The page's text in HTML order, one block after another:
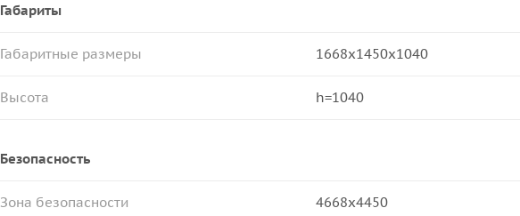
Габариты
Габаритные размеры 1668x1450x1040
Высота h=1040
Безопасность
Зона безопасности 4668х4450